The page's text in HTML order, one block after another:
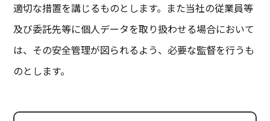
適切な措置を講じるものとします。また当社の従業員等
及び委託先等に個人データを取り扱わせる場合において
は、その安全管理が図られるよう、必要な監督を行うも
のとします。